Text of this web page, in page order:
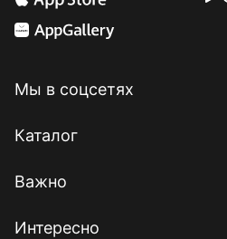
Мы в соцсетях
Каталог
Важно
Интересно